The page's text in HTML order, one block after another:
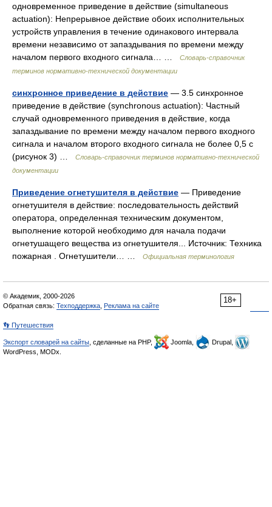
одновременное приведение в действие (simultaneous
actuation): Непрерывное действие обоих исполнительных
устройств управления в течение одинакового интервала
времени независимо от запаздывания по времени между
началом первого входного сигнала… …
Словарь-справочник
терминов нормативно-технической документации
синхронное приведение в действие — 3.5 синхронное
приведение в действие (synchronous actuation): Частный
случай одновременного приведения в действие, когда
запаздывание по времени между началом первого входного
сигнала и началом второго входного сигнала не более 0,5 с
(рисунок 3) …
Словарь-справочник терминов нормативно-технической
документации
Приведение огнетушителя в действие — Приведение
огнетушителя в действие: последовательность действий
оператора, определенная техническим документом,
выполнение которой необходимо для начала подачи
огнетушащего вещества из огнетушителя... Источник: Техника
пожарная . Огнетушители… …
Официальная терминология
18+
© Академик, 2000-2026
Обратная связь: Техподдержка Реклама на сайте
👣 Путешествия
Экспорт словарей на сайты , сделанные на PHP, Joomla,
Drupal,
WordPress, MODx.